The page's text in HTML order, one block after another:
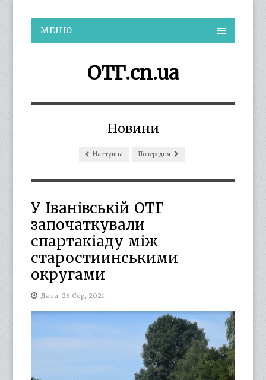
МЕНЮ
ОТГ.cn.ua
Новини
Наступна Попередня
У Іванівській ОТГ
започаткували
спартакіаду між
старостиинськими
округами
Дата: 26 Сер, 2021